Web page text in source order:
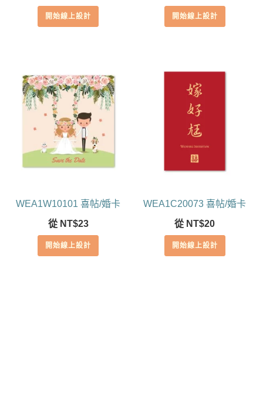
開始線上設計 開始線上設計
WEA1W10101 喜帖/婚卡
從 NT$23
開始線上設計
WEA1C20073 喜帖/婚卡
從 NT$20
開始線上設計